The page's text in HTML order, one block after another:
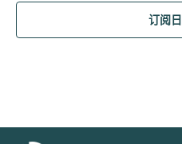
订阅